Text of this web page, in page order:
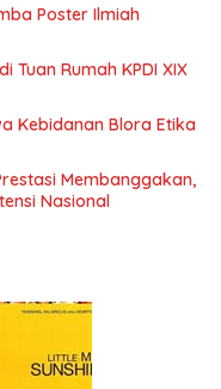
Poster Ilmiah
Tuan Rumah KPDI XIX
Kebidanan Blora Etika
Membanggakan,
Nasional